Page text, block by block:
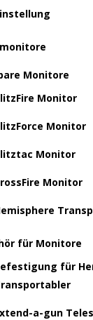
Monitore
Monitor
Monitor
Monitor
Monitor
für Monitore
für
a-gun